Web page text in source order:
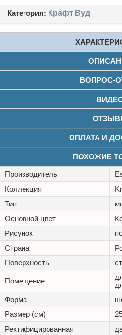
Категория: Крафт Вуд
ВОПРОС-
ОПЛАТА И
ПОХОЖИЕ
Производитель
Коллекция
Тип
Основной цвет
Рисунок
Страна
Поверхность
Помещение
Форма
Размер (см)
Ректифицированная